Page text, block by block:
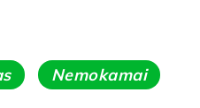
Nemokamai